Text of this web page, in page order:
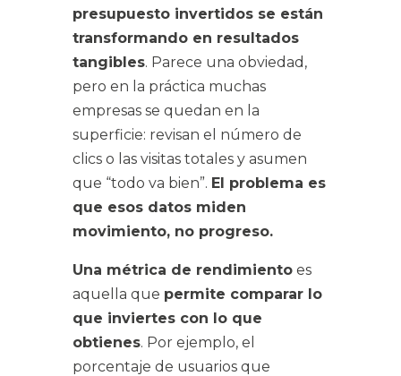
presupuesto invertidos se están
transformando en resultados
tangibles. Parece una obviedad,
pero en la práctica muchas
empresas se quedan en la
superficie: revisan el número de
clics o las visitas totales y asumen
que “todo va bien”. El problema es
que esos datos miden
movimiento, no progreso.
Una métrica de rendimientoes
aquella que permite comparar lo
que inviertes con lo que
obtienes. Por ejemplo, el
porcentaje de usuarios que